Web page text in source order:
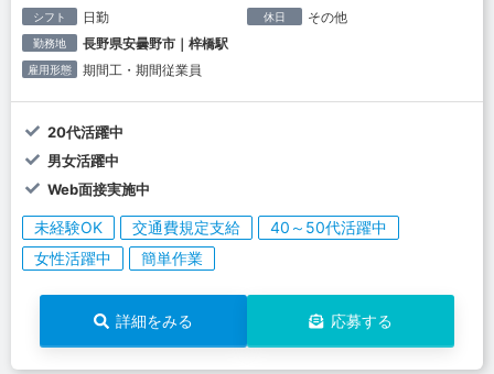
シフト 日勤 休日 その他
勤務地 長野県安曇野市｜梓橋駅
雇用形態 期間工・期間従業員
20代活躍中
男女活躍中
Web面接実施中
未経験OK 交通費規定支給
40～50代活躍中
女性活躍中
簡単作業
詳細をみる 応募する